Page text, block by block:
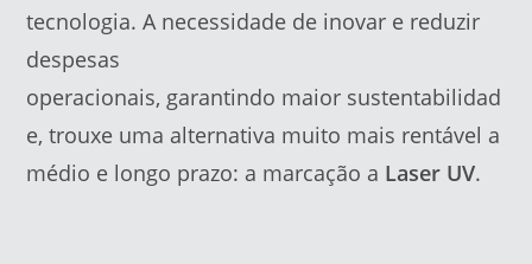
tecnologia. A necessidade de inovar e reduzir
despesas
operacionais, garantindo maior sustentabilidad
e, trouxe uma alternativa muito mais rentável a
médio e longo prazo: a marcação a Laser UV.